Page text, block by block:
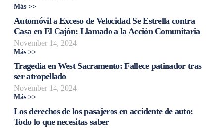
Más >>
Automóvil a Exceso de Velocidad Se Estrella contra
Casa en El Cajón: Llamado a la Acción Comunitaria
November 14, 2024
Más >>
Tragedia en West Sacramento: Fallece patinador tras
ser atropellado
November 14, 2024
Más >>
Los derechos de los pasajeros en accidente de auto:
Todo lo que necesitas saber